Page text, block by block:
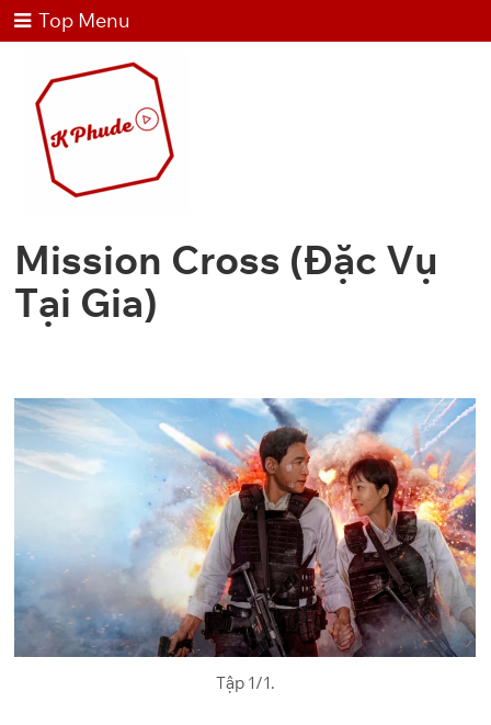
Top Menu
Mission Cross (Đặc Vụ
Tại Gia)
Tập 1/1.